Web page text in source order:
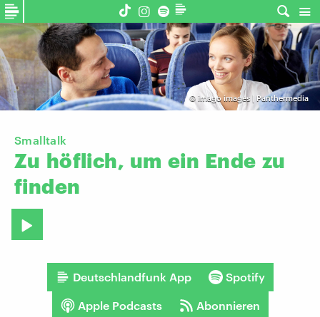
© imago images | Panthermedia
Smalltalk
Zu höflich, um ein Ende zu
finden
Deutschlandfunk App Spotify
Apple Podcasts Abonnieren